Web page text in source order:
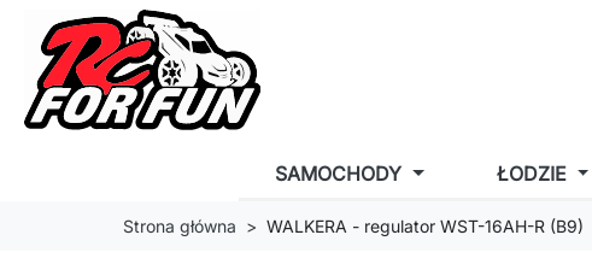
SAMOCHODY ŁODZIE
Strona główna WALKERA - regulator WST-16AH-R (B9)